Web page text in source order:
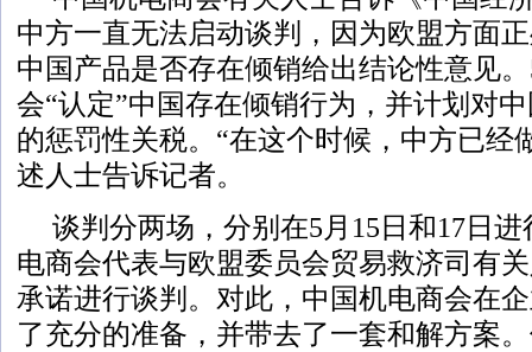
中方一直无法启动谈判，因为欧盟方面
中国产品是否存在倾销给出结论性意见
会“认定”中国存在倾销行为，并计划对
的惩罚性关税。“在这个时候，中方已经
述人士告诉记者。
谈判分两场，分别在5月15日和17日
电商会代表与欧盟委员会贸易救济司有
承诺进行谈判。对此，中国机电商会在
了充分的准备，并带去了一套和解方案